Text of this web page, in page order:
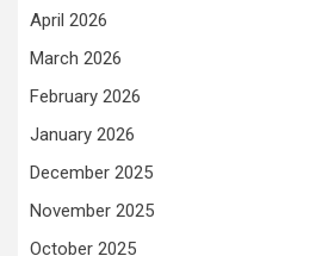
April 2026
March 2026
February 2026
January 2026
December 2025
November 2025
October 2025